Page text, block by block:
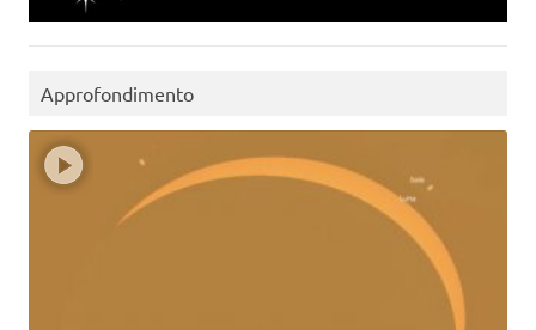
Approfondimento